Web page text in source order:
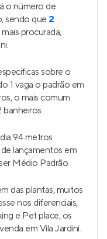
o número de
sendo que 2
procurada,
sobre o
1 vaga o padrão em
o mais comum
banheiros.
94 metros
lançamentos em
Médio Padrão.
das plantas, muitos
nos diferenciais,
e Pet place, os
em Vila Jardini.